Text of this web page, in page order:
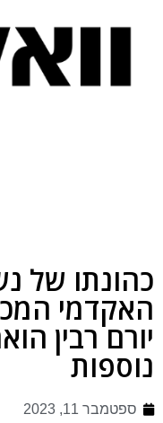
כהונתו של
האקדמי
יורם רבין
נוספות
ספטמבר 11, 2023